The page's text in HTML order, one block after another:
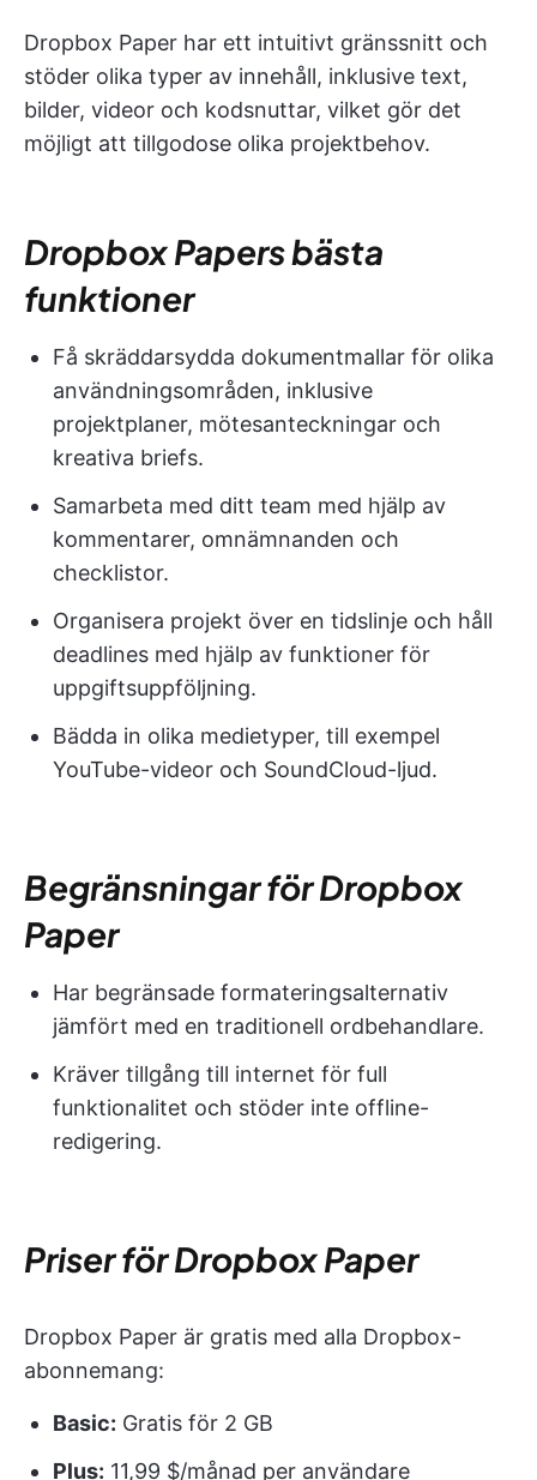
Dropbox Paper har ett intuitivt gränssnitt och
stöder olika typer av innehåll, inklusive text,
bilder, videor och kodsnuttar, vilket gör det
möjligt att tillgodose olika projektbehov.
Dropbox Papers bästa
funktioner
Få skräddarsydda dokumentmallar för olika
användningsområden, inklusive
projektplaner, mötesanteckningar och
kreativa briefs.
Samarbeta med ditt team med hjälp av
kommentarer, omnämnanden och
checklistor.
Organisera projekt över en tidslinje och håll
deadlines med hjälp av funktioner för
uppgiftsuppföljning.
Bädda in olika medietyper, till exempel
YouTube-videor och SoundCloud-ljud.
Begränsningar för Dropbox
Paper
Har begränsade formateringsalternativ
jämfört med en traditionell ordbehandlare.
Kräver tillgång till internet för full
funktionalitet och stöder inte offline-
redigering.
Priser för Dropbox Paper
Dropbox Paper är gratis med alla Dropbox-
abonnemang:
Basic: Gratis för 2 GB
Plus: 11,99 $/månad per användare